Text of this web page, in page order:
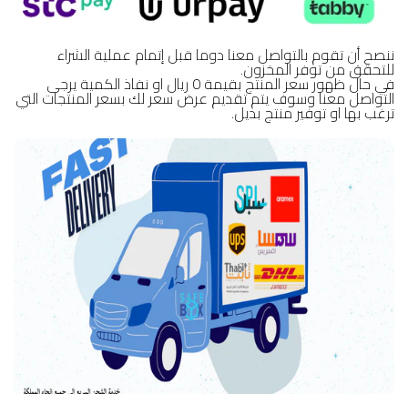
ننصح أن تقوم بالتواصل معنا دوما قبل إتمام عملية الشراء
للتحقق من توفر المخزون.
في حال ظهور سعر المنتج بقيمة 0 ريال او نفاذ الكمية يرجى
التواصل معنا وسوف يتم تقديم عرض سعر لك بسعر المنتجات التي
ترغب بها او توفير منتج بديل.